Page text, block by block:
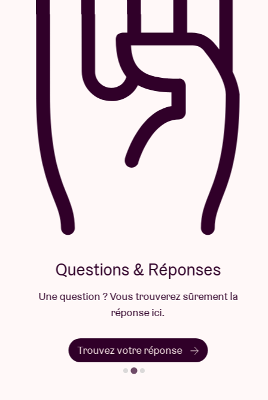
Questions & Réponses
Une question ? Vous trouverez sûrement la
réponse ici.
Trouvez votre réponse